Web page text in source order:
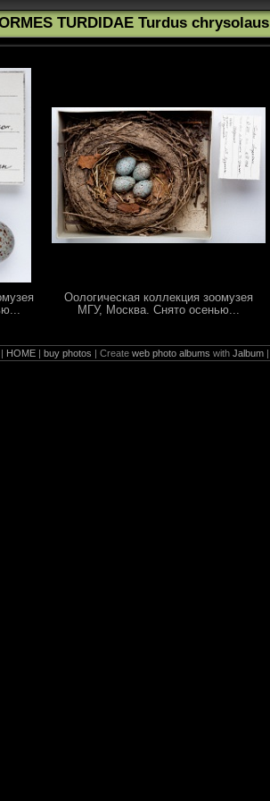
TURDIDAE Turdus chrysolaus
Оологическая коллекция зоомузея
МГУ, Москва. Снято осенью...
HOME | buy photos | Create web photo albums with Jalbum |